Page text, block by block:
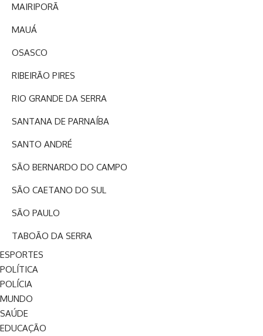
MAIRIPORÃ
MAUÁ
OSASCO
RIBEIRÃO PIRES
RIO GRANDE DA SERRA
SANTANA DE PARNAÍBA
SANTO ANDRÉ
SÃO BERNARDO DO CAMPO
SÃO CAETANO DO SUL
SÃO PAULO
TABOÃO DA SERRA
ESPORTES
POLÍTICA
POLÍCIA
MUNDO
SAÚDE
EDUCAÇÃO